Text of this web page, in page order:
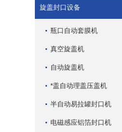
旋盖封口设备
瓶口自动套膜机
真空旋盖机
自动旋盖机
*盖自动理盖压盖机
半自动易拉罐封口机
电磁感应铝箔封口机